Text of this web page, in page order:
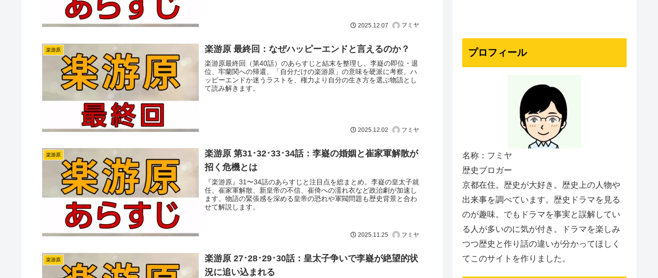
2025.12.07 フミヤ
楽游原 楽游原 最終回：なぜハッピーエンドと言えるのか？
楽游原最終回（第40話）のあらすじと結末を整理し、李嶷の即位・退
位、牢蘭関への帰還、「自分だけの楽游原」の意味を硬派に考察。ハ
ッピーエンドか迷うラストを、権力より自分の生き方を選ぶ物語とし
て読み解きます。
2025.12.02 フミヤ
楽游原
楽游原 第31･32･33･34話：李嶷の婚姻と崔家軍解散が
招く危機とは
『楽游原』31〜34話のあらすじと注目点を総まとめ。李嶷の皇太子就
任、崔家軍解散、新皇帝の不信、崔倚への濡れ衣など政治劇が加速し
ます。物語の緊張感を深める皇帝の恐れや軍閥問題も歴史背景と合わ
せて解説します。
2025.11.25 フミヤ
楽游原
楽游原 27･28･29･30話：皇太子争いで李嶷が絶望的状
況に追い込まれる
プロフィール
名称：フミヤ
歴史ブロガー
京都在住。歴史が大好き。歴史上の人物や
出来事を調べています。歴史ドラマを見る
のが趣味。でもドラマを事実と誤解してい
る人が多いのに気が付き。ドラマを楽しみ
つつ歴史と作り話の違いが分かってほしく
てこのサイトを作りました。